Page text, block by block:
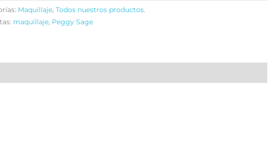
Maquillaje, Todos nuestros productos.
maquillaje, Peggy Sage